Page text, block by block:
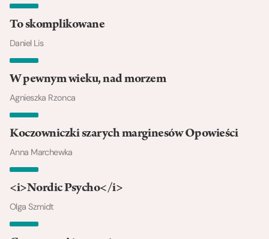
To skomplikowane
Daniel Lis
W pewnym wieku, nad morzem
Agnieszka Rzonca
Koczowniczki szarych marginesów Opowieści
Anna Marchewka
<i>Nordic Psycho</i>
Olga Szmidt